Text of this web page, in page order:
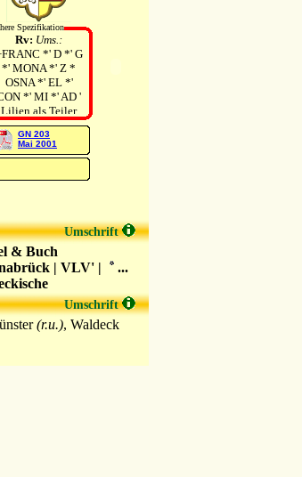
Spezifikation
Rv: Ums.:
*' D *' G
*' MONA *' Z *
OSNA *' EL *'
*' MI *' AD '
Lilien als Teiler
GN 203
Mai 2001
Umschrift
& Buch
| VLV' |
...
Umschrift
(r.u.), Waldeck